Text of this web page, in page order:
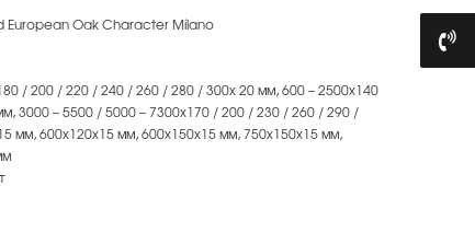
European Oak Character Milano
/ 200 / 220 / 240 / 260 / 280 / 300х 20 мм, 600 – 2500х140
3000 – 5500 / 5000 – 7300х170 / 200 / 230 / 260 / 290 /
мм, 600х120х15 мм, 600х150х15 мм, 750х150х15 мм,